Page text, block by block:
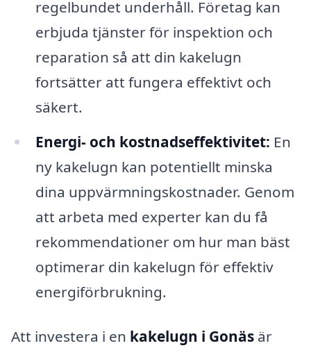
regelbundet underhåll. Företag kan
erbjuda tjänster för inspektion och
reparation så att din kakelugn
fortsätter att fungera effektivt och
säkert.
Energi- och kostnadseffektivitet: En
ny kakelugn kan potentiellt minska
dina uppvärmningskostnader. Genom
att arbeta med experter kan du få
rekommendationer om hur man bäst
optimerar din kakelugn för effektiv
energiförbrukning.
Att investera i en kakelugn i Gonäs är